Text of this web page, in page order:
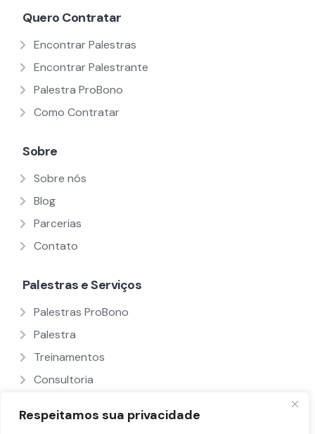
Respeitamos sua privacidade
Quero Contratar
Encontrar Palestras
Encontrar Palestrante
Palestra ProBono
Como Contratar
Sobre
Sobre nós
Blog
Parcerias
Contato
Palestras e Serviços
Palestras ProBono
Palestra
Treinamentos
Consultoria